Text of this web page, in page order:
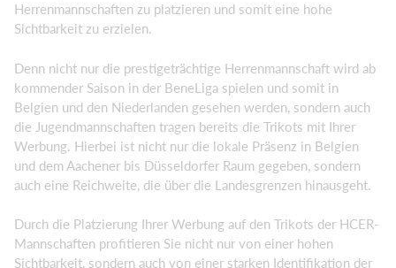
Herrenmannschaften zu platzieren und somit eine hohe
Sichtbarkeit zu erzielen.
Denn nicht nur die prestigeträchtige Herrenmannschaft wird ab
kommender Saison in der BeneLiga spielen und somit in
Belgien und den Niederlanden gesehen werden, sondern auch
die Jugendmannschaften tragen bereits die Trikots mit Ihrer
Werbung. Hierbei ist nicht nur die lokale Präsenz in Belgien
und dem Aachener bis Düsseldorfer Raum gegeben, sondern
auch eine Reichweite, die über die Landesgrenzen hinausgeht.
Durch die Platzierung Ihrer Werbung auf den Trikots der HCER-
Mannschaften profitieren Sie nicht nur von einer hohen
Sichtbarkeit, sondern auch von einer starken Identifikation der